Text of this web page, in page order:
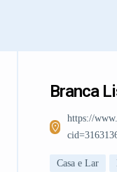
Branca
https://
Casa e Lar